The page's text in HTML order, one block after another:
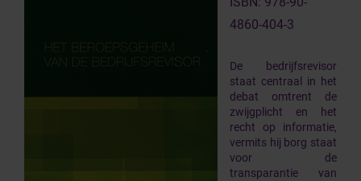
4860-404-3
De bedrijfsrevisor
staat centraal in het
debat omtrent de
zwijgplicht en het
recht op informatie,
vermits hij borg staat
voor de
transparantie van